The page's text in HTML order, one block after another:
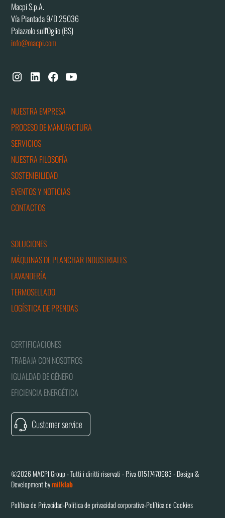
Macpi S.p.A.
Vía Piantada 9/D 25036
Palazzolo sull'Oglio (BS)
info@macpi.com
NUESTRA EMPRESA
PROCESO DE MANUFACTURA
SERVICIOS
NUESTRA FILOSOFÍA
SOSTENIBILIDAD
EVENTOS Y NOTICIAS
CONTACTOS
SOLUCIONES
MÁQUINAS DE PLANCHAR INDUSTRIALES
LAVANDERÍA
TERMOSELLADO
LOGÍSTICA DE PRENDAS
CERTIFICACIONES
TRABAJA CON NOSOTROS
IGUALDAD DE GÉNERO
EFICIENCIA ENERGÉTICA
Customer service
©2026 MACPI Group - Tutti i diritti riservati - P.iva 01517470983 - Design &
Development bymilklab
Política de Privacidad-Política de privacidad corporativa-Política de Cookies